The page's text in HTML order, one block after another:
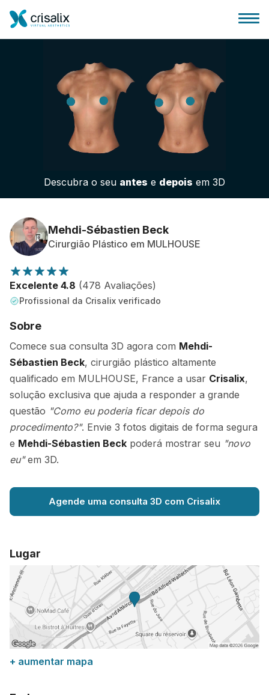
Página inicial para cirurgiões
Plataforma 3D de business
Planos
Avaliações dos pacientes
Descubra o seu antes e depois em 3D
Mehdi-Sébastien Beck
Cirurgião Plástico em MULHOUSE
Excelente 4.8 (478 Avaliações)
Profissional da Crisalix verificado
Sobre
Comece sua consulta 3D agora com Mehdi-
Sébastien Beck, cirurgião plástico altamente
qualificado em MULHOUSE, France a usar Crisalix,
solução exclusiva que ajuda a responder a grande
questão "Como eu poderia ficar depois do
procedimento?". Envie 3 fotos digitais de forma segura
e Mehdi-Sébastien Beck poderá mostrar seu "novo
eu"em 3D.
Agende uma consulta 3D com Crisalix
Lugar
+ aumentar mapa